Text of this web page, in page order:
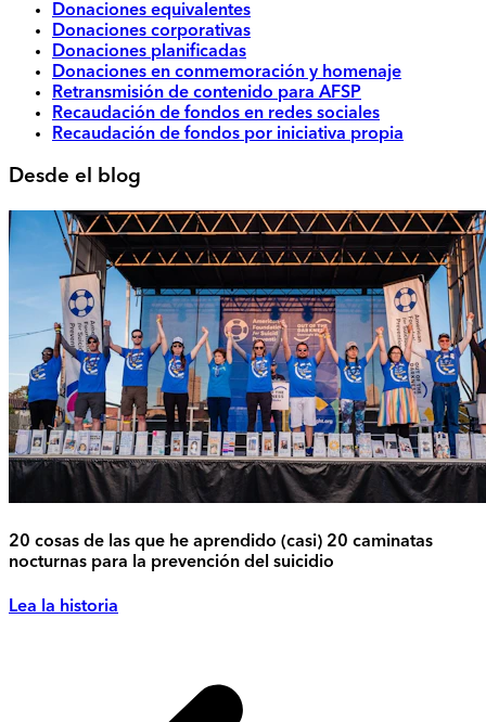
Donaciones equivalentes
Donaciones corporativas
Donaciones planificadas
Donaciones en conmemoración y homenaje
Retransmisión de contenido para AFSP
Recaudación de fondos en redes sociales
Recaudación de fondos por iniciativa propia
Desde el blog
20 cosas de las que he aprendido (casi) 20 caminatas
nocturnas para la prevención del suicidio
Lea la historia